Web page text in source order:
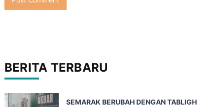
BERITA TERBARU
SEMARAK BERUBAH DENGAN TABLIGH